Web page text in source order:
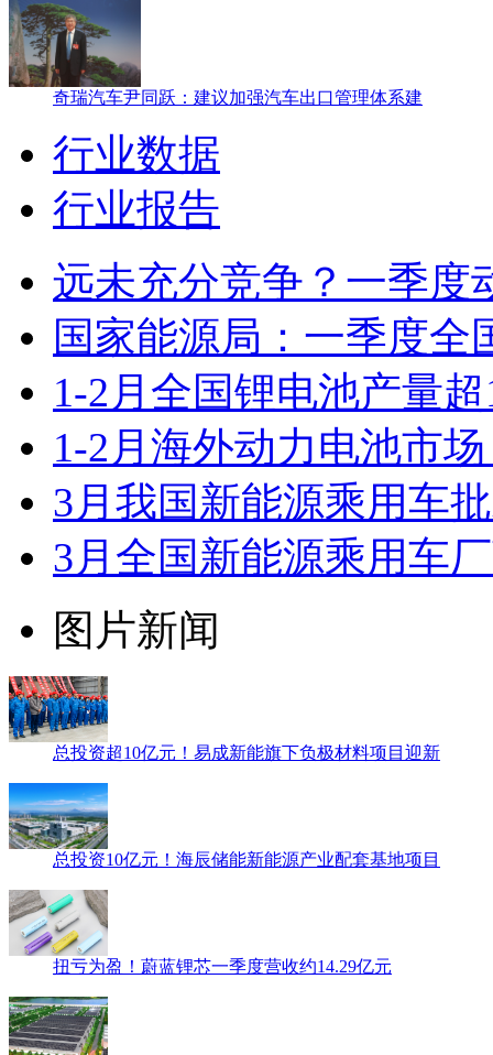
奇瑞汽车尹同跃：建议加强汽车出口管理体系建
行业数据
行业报告
远未充分竞争？一季度
国家能源局：一季度全
1-2月全国锂电池产量
1-2月海外动力电池市
3月我国新能源乘用车
3月全国新能源乘用车
图片新闻
总投资超10亿元！易成新能旗下负极材料项目迎新
总投资10亿元！海辰储能新能源产业配套基地项目
扭亏为盈！蔚蓝锂芯一季度营收约14.29亿元